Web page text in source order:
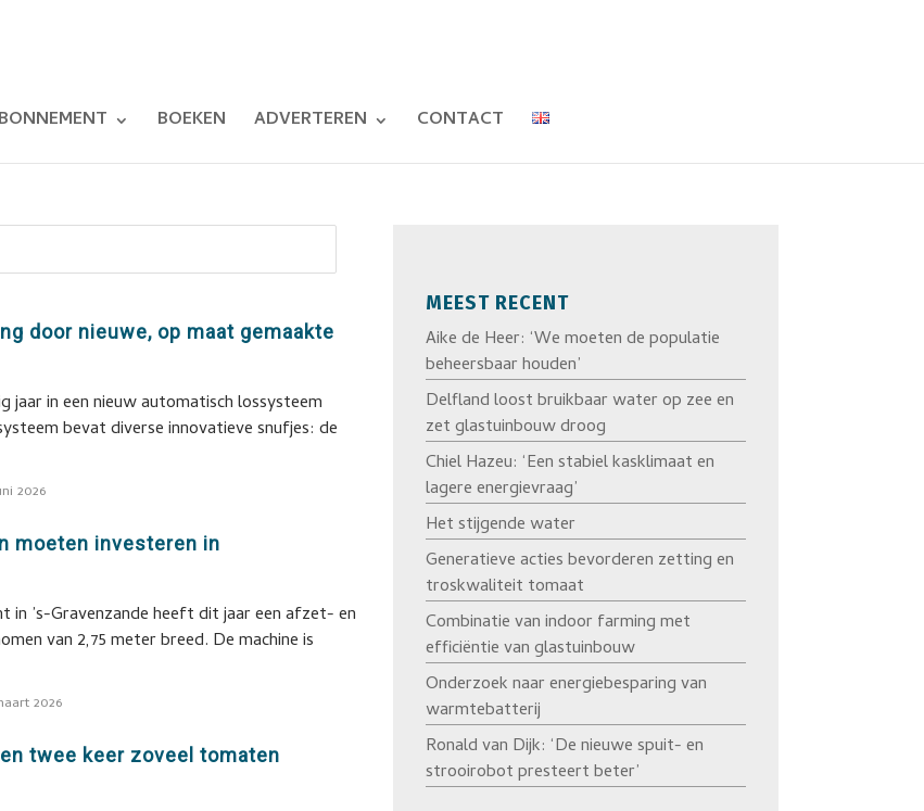
BOEKEN ADVERTEREN CONTACT
door nieuwe, op maat gemaakte
jaar in een nieuw automatisch lossysteem
bevat diverse innovatieve snufjes: de
2026
moeten investeren in
in ’s-Gravenzande heeft dit jaar een afzet- en
van 2,75 meter breed. De machine is
2026
twee keer zoveel tomaten
MEEST RECENT
Aike de Heer: ‘We moeten de populatie
beheersbaar houden’
Delfland loost bruikbaar water op zee en
zet glastuinbouw droog
Chiel Hazeu: ‘Een stabiel kasklimaat en
lagere energievraag’
Het stijgende water
Generatieve acties bevorderen zetting en
troskwaliteit tomaat
Combinatie van indoor farming met
efficiëntie van glastuinbouw
Onderzoek naar energiebesparing van
warmtebatterij
Ronald van Dijk: ‘De nieuwe spuit- en
strooirobot presteert beter’